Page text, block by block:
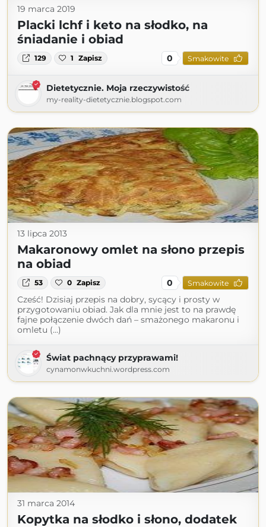
19 marca 2019
Placki lchf i keto na słodko, na
śniadanie i obiad
129 1 Zapisz 0 Smakowite
Dietetycznie. Moja rzeczywistość
my-reality-dietetycznie.blogspot.com
13 lipca 2013
Makaronowy omlet na słono przepis
na obiad
53 0 Zapisz 0 Smakowite
Cześć! Dzisiaj przepis na dobry, sycący i prosty w
przygotowaniu obiad. Jak dla mnie jest to na prawdę
fajne połączenie dwóch dań – smażonego makaronu i
omletu (...)
Świat pachnący przyprawami!
cynamonwkuchni.wordpress.com
31 marca 2014
Kopytka na słodko i słono, dodatek